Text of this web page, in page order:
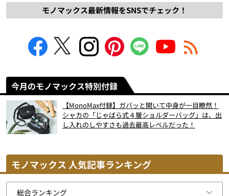
モノマックス最新情報をSNSでチェック！
今月のモノマックス特別付録
【MonoMax付録】ガバッと開いて中身が一目瞭然！
シャカの「じゃばら式４層ショルダーバッグ」は、出
し入れのしやすさも過去最高レベルだった！
モノマックス 人気記事ランキング